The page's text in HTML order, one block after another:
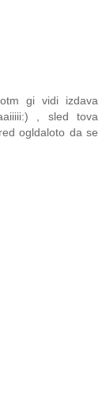
gi vidi izdava
, sled tova
ogldaloto da se